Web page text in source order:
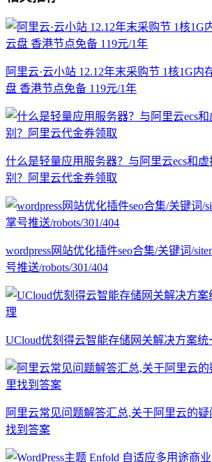
阿里云·云小站 12.12年末采购节 1核1G内
盘 香港节点免备 119元/1年
什么是轻量应用服务器？与阿里云ecs和
别？阿里云代金券领取
wordpress网站优化插件seo合集/关键词/
号推送/robots/301/404
UCloud优刻得云智能存储网关解决方案
阿里云常见问题解答汇总,关于阿里云的
找到答案